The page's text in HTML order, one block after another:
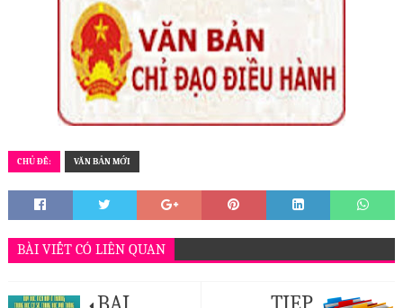
CHỦ ĐỀ: VĂN BẢN MỚI
BÀI VIẾT CÓ LIÊN QUAN